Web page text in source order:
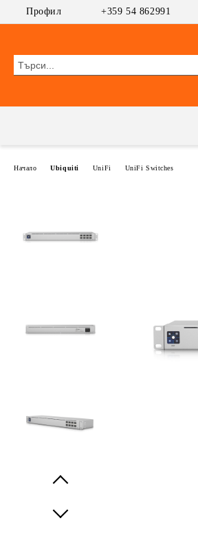
Профил +359 54 862991
Начало Ubiquiti UniFi UniFi Switches